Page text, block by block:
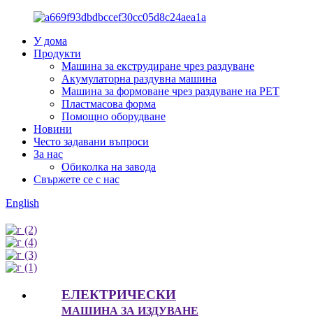
У дома
Продукти
Машина за екструдиране чрез раздуване
Акумулаторна раздувна машина
Машина за формоване чрез раздуване на PET
Пластмасова форма
Помощно оборудване
Новини
Често задавани въпроси
За нас
Обиколка на завода
Свържете се с нас
English
ЕЛЕКТРИЧЕСКИ
МАШИНА ЗА ИЗДУВАНЕ